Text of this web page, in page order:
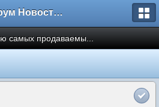
Форум Новостройки
самых продаваемы...